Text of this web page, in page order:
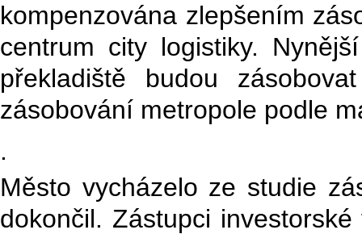
kompenzována zlepšením
centrum city logistiky.
překladiště budou
zásobování metropole podle
.
Město vycházelo ze studie
dokončil. Zástupci